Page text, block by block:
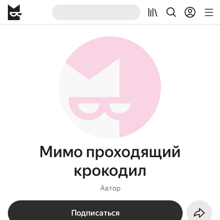
Мимо проходящий
крокодил
Автор
Подписаться